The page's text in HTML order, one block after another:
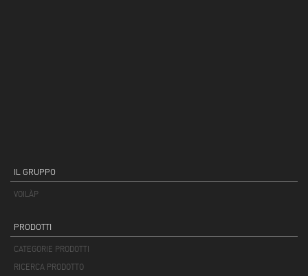
IL GRUPPO
VOILÀP
PRODOTTI
CATEGORIE PRODOTTI
RICERCA PRODOTTO